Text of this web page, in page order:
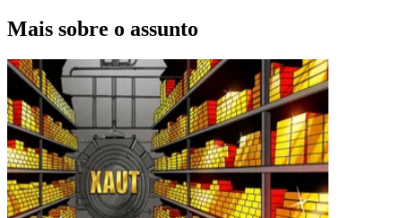
Mais sobre o assunto